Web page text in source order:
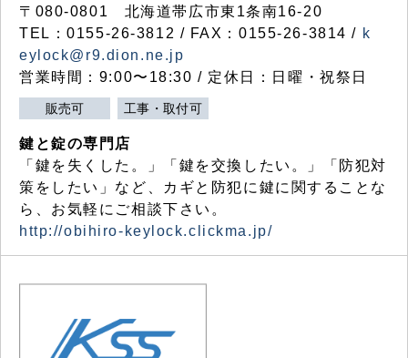
〒080-0801 北海道帯広市東1条南16-20
TEL：0155-26-3812 / FAX：0155-26-3814 / k
eylock@r9.dion.ne.jp
営業時間：9:00〜18:30 / 定休日：日曜・祝祭日
販売可 工事・取付可
鍵と錠の専門店
「鍵を失くした。」「鍵を交換したい。」「防犯対
策をしたい」など、カギと防犯に鍵に関することな
ら、お気軽にご相談下さい。
http://obihiro-keylock.clickma.jp/